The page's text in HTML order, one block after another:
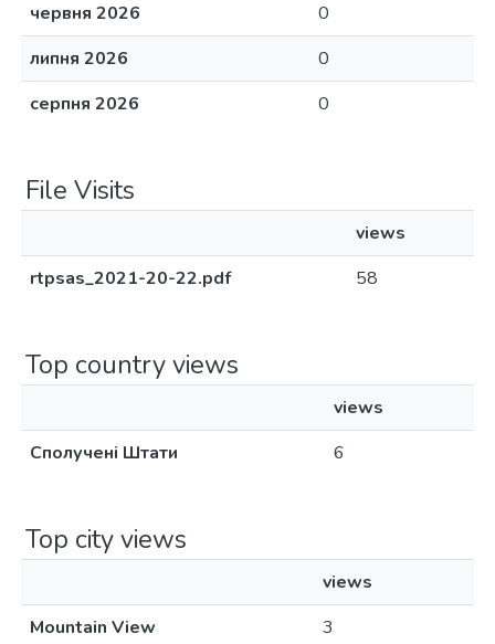
червня 2026
0
липня 2026
0
серпня 2026
0
File Visits
views
rtpsas_2021-20-22.pdf
58
Top country views
views
Сполучені Штати
6
Top city views
views
Mountain View
3